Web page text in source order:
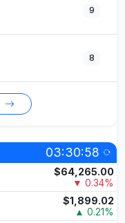
9
8
03:30:58
$64,265.00
▼ 0.34%
$1,899.02
▲ 0.21%